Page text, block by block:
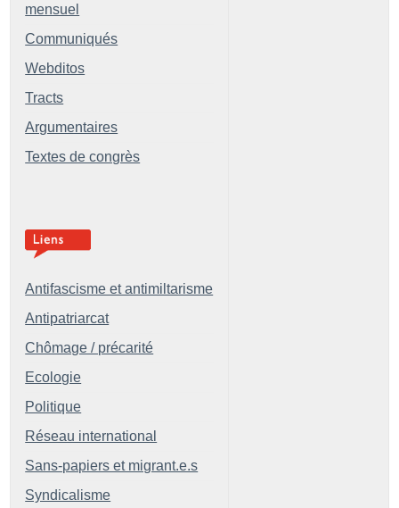
mensuel
Communiqués
Webditos
Tracts
Argumentaires
Textes de congrès
Antifascisme et antimiltarisme
Antipatriarcat
Chômage / précarité
Ecologie
Politique
Réseau international
Sans-papiers et migrant.e.s
Syndicalisme